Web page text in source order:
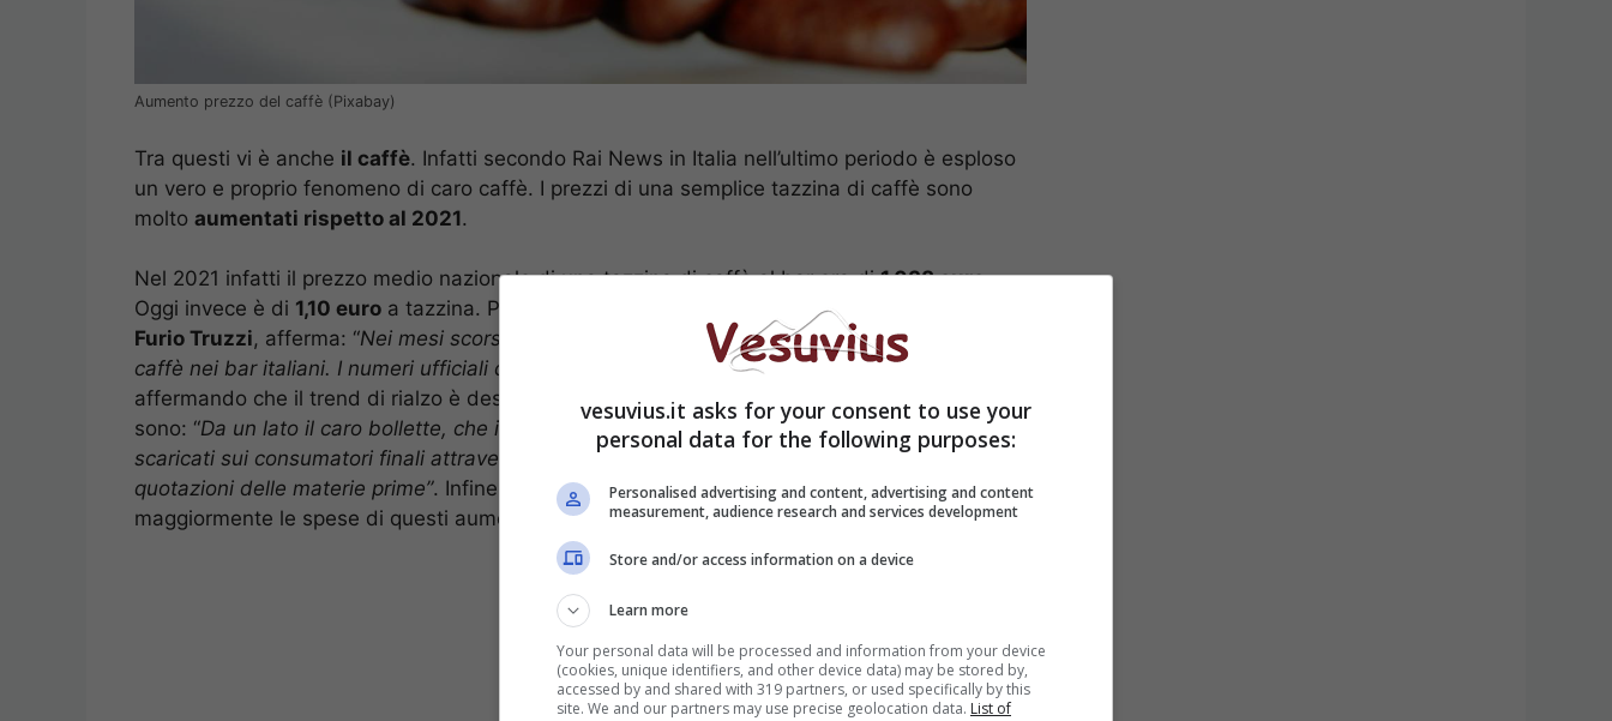
Aumento prezzo del caffè (Pixabay)
Tra questi vi è anche il caffè. Infatti secondo Rai News in Italia nell’ultimo periodo è esploso
un vero e proprio fenomeno di caro caffè. I prezzi di una semplice tazzina di caffè sono
molto aumentati rispetto al 2021.
Nel 2021 infatti il prezzo medio nazionale di una tazzina di caffè al bar era di1,038 euro.
Oggi invece è di 1,10 euro a tazzina. Proprio per questa stima il presidente di
Furio Truzzi, afferma: “Nei mesi scorsi avevamo denunciato i primi ritocchi dei listini del
caffè nei bar italiani. I numeri ufficiali confermano oggi il nostro allarme“. Continua poi
affermando che il trend di rialzo è destinato ad aumentare e che le cause di questo trend
sono: “Da un lato il caro bollette, che impone maggiori costi energetici agli esercenti poi
scaricati sui consumatori finali attraverso i prezzi al dettaglio, dall’altro le tensioni nelle
quotazioni delle materie prime”. Infine Truzzi conclude affermando che coloro che ne fanno
maggiormente le spese di questi aumenti sono proprio i consumatori.
vesuvius.it asks for your consent to use your
personal data for the following purposes:
Personalised advertising and content, advertising and content
measurement, audience research and services development
Store and/or access information on a device
Learn more
Your personal data will be processed and information from your device
(cookies, unique identifiers, and other device data) may be stored by,
accessed by and shared with 319 partners, or used specifically by this
site. We and our partners may use precise geolocation data. List of